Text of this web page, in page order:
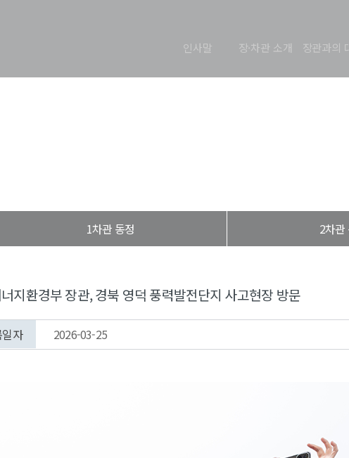
인사말 장·차관 소개 장관과의
1차관 동정 2차관
지환경부 장관, 경북 영덕 풍력발전단지 사고현장 방문
자 2026-03-25